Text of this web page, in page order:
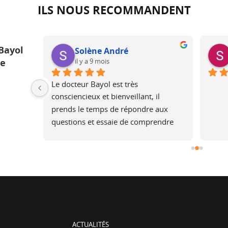
ILS NOUS RECOMMANDENT
une
plus
je
Solène André
il y a 9 mois
Le docteur Bayol est très
consciencieux et bienveillant, il
prends le temps de répondre aux
questions et essaie de comprendre
ACTUALITÉS